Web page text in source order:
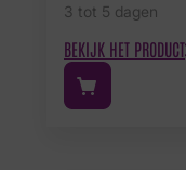
3 tot 5 dagen
BEKIJK HET PRODUCT